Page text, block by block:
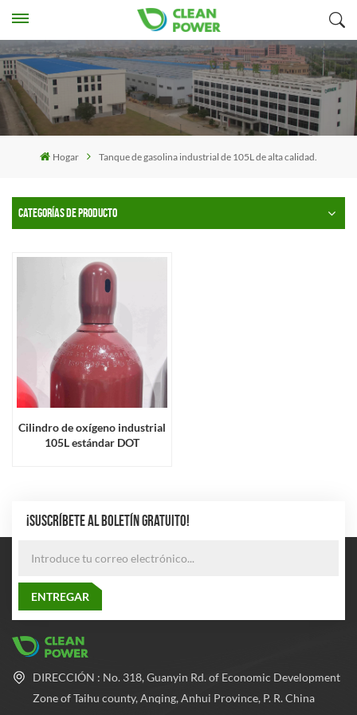
Hogar Tanque de gasolina industrial de 105L de alta calidad.
CATEGORÍAS DE PRODUCTO
Cilindro de oxígeno industrial
105L estándar DOT
¡SUSCRÍBETE AL BOLETÍN GRATUITO!
DIRECCIÓN : No. 318, Guanyin Rd. of Economic Development
Zone of Taihu county, Anqing, Anhui Province, P. R. China